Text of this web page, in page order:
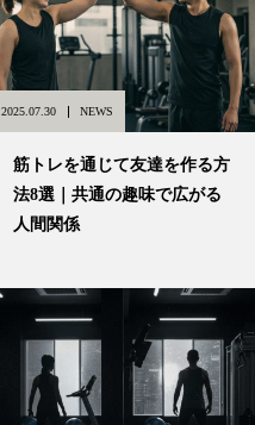
2025.07.30 NEWS
筋トレを通じて友達を作る方
法8選｜共通の趣味で広がる
人間関係